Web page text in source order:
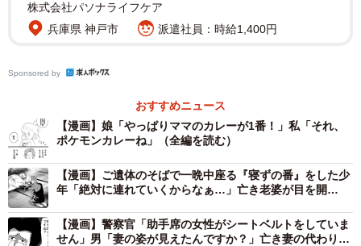
それを聞いた母は「それポケモンカレーね」と言い放ちま
す。
他にも、保育園の誕生日会で発表した1番好きな食べ物「お
母さんが作った餃子」が実は市販のものだったり、「美味
しい！」と喜んで食べていたのが絹豆腐だったり、思わず
クスッと笑ってしまうエピソードが続きます。
株式会社パソナライフケア
兵庫県 神戸市
派遣社員：時給1,400円
Sponsored by
おすすめニュース
【漫画】娘「やっぱりママのカレーが1番！」私「それ、
ポケモンカレーね」（全編を読む）
【漫画】ご遺体のそばで一晩中座る『寝ずの番』をした少
年「絶対に連れていくからなぁ…」亡き老婆が目を開
【漫画】警察官「助手席の女性がシートベルトをしていま
せん」男「妻の姿が見えたんですか？」亡き妻の代わりに